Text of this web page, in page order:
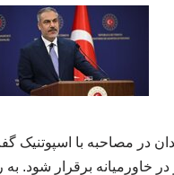
در مصاحبه با اسپوتنیک
خاورمیانه برقرار شود. به